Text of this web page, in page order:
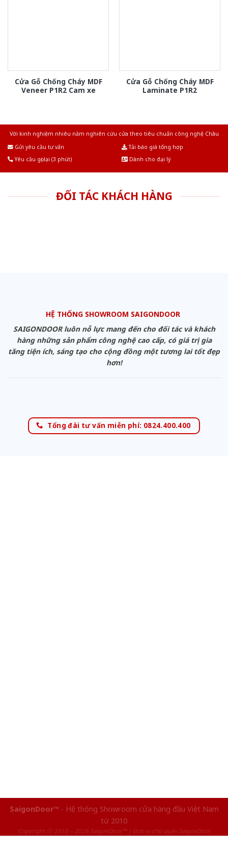
Cửa Gỗ Chống Cháy MDF
Veneer P1R2 Cam xe
Cửa Gỗ Chống Cháy MDF
Laminate P1R2
Với kinh nghiệm nhiêu năm nghiên cứu cửa theo tiêu chuẩn công nghệ Châu
Gửi yêu cầu tư vấn
Tải báo giá tổng hợp
Yêu cầu gọi lại (3 phút)
Dành cho đại lý
ĐỐI TÁC KHÁCH HÀNG
HỆ THỐNG SHOWROOM SAIGONDOOR
SAIGONDOOR luôn nỗ lực mang đến cho đối tác và khách
hàng những sản phẩm công nghệ cao cấp, có giá trị gia
tăng tiện ích, sáng tạo cho cộng đồng một tương lai tốt đẹp
hơn!
Tổng đài tư vấn miễn phí: 0824.400.400
SaigonDoor™ - Hệ thống Showroom cửa hàng đầu Việt Nam
từ 2010
Copyright ⓒ 2010 – 2026 SaigonDoor™ | Đơn vị chủ quản SaigonDoor